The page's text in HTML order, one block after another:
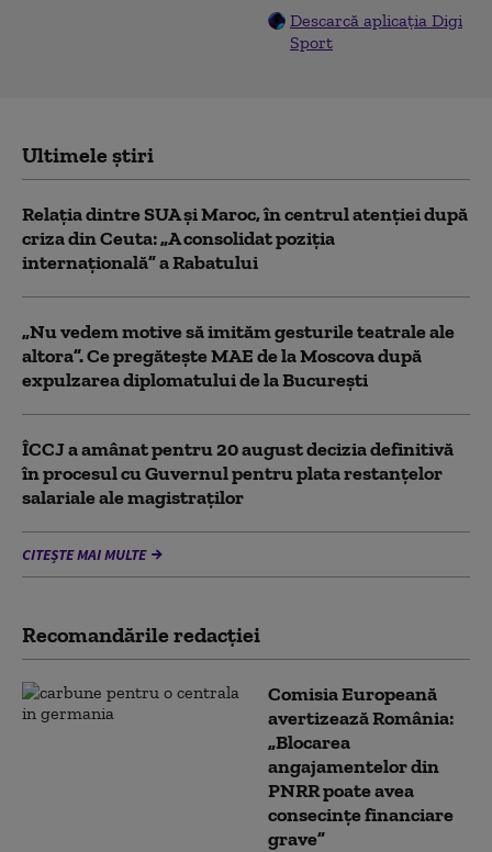
Descarcă aplicația Digi
Sport
Ultimele știri
Relația dintre SUA și Maroc, în centrul atenției după
criza din Ceuta: „A consolidat poziția
internațională” a Rabatului
„Nu vedem motive să imităm gesturile teatrale ale
altora”. Ce pregătește MAE de la Moscova după
expulzarea diplomatului de la București
ÎCCJ a amânat pentru 20 august decizia definitivă
în procesul cu Guvernul pentru plata restanțelor
salariale ale magistraților
CITEȘTE MAI MULTE
Recomandările redacţiei
Comisia Europeană
avertizează România:
„Blocarea
angajamentelor din
PNRR poate avea
consecințe financiare
grave”